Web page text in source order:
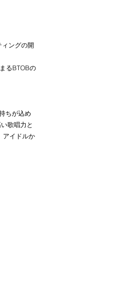
ングの開
るBTOBの
ちが込め
歌唱力と
アイドルか